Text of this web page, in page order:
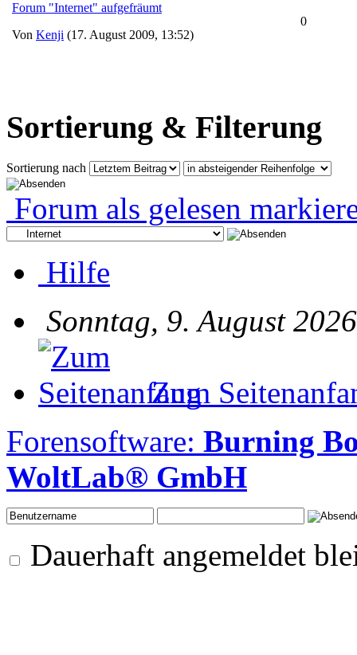
Forum "Internet" aufgefräumt
Von Kenji (17. August 2009, 13:52)
0
Sortierung & Filterung
Sortierung nach
Forum als gelesen
Hilfe
Sonntag, 9. August
Zum
Forensoftware: Burning
WoltLab® GmbH
Dauerhaft angemeldet